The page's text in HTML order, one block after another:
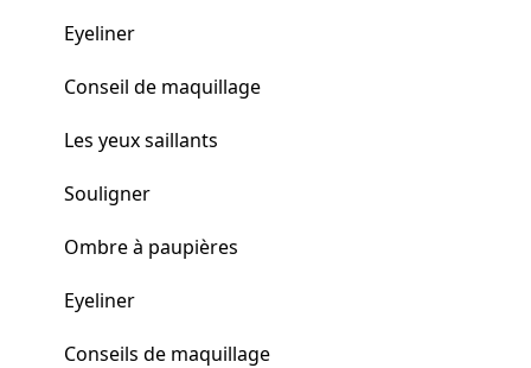
Eyeliner
Conseil de maquillage
Les yeux saillants
Souligner
Ombre à paupières
Eyeliner
Conseils de maquillage